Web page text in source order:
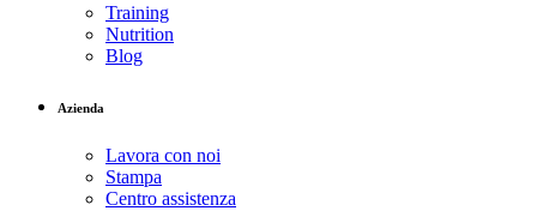
Training
Nutrition
Blog
Azienda
Lavora con noi
Stampa
Centro assistenza